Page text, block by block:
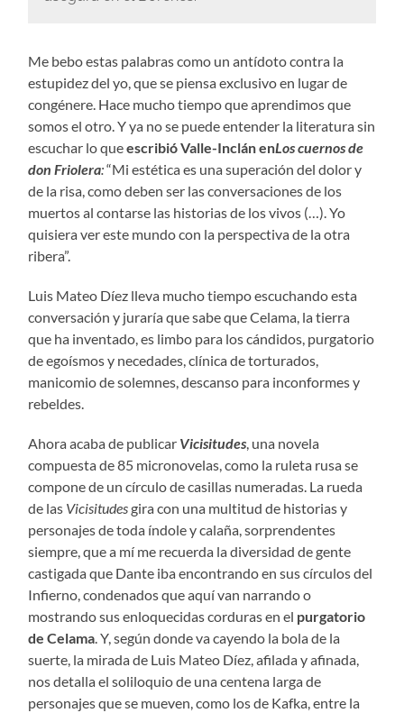
Me bebo estas palabras como un antídoto contra la
estupidez del yo, que se piensa exclusivo en lugar de
congénere. Hace mucho tiempo que aprendimos que
somos el otro. Y ya no se puede entender la literatura sin
escuchar lo queescribió Valle-Inclán enLos cuernos de
don Friolera:“Mi estética es una superación del dolor y
de la risa, como deben ser las conversaciones de los
muertos al contarse las historias de los vivos (…). Yo
quisiera ver este mundo con la perspectiva de la otra
ribera”.
Luis Mateo Díez lleva mucho tiempo escuchando esta
conversación y juraría que sabe que Celama, la tierra
que ha inventado, es limbo para los cándidos, purgatorio
de egoísmos y necedades, clínica de torturados,
manicomio de solemnes, descanso para inconformes y
rebeldes.
Ahora acaba de publicar Vicisitudes, una novela
compuesta de 85 micronovelas, como la ruleta rusa se
compone de un círculo de casillas numeradas. La rueda
de las Vicisitudesgira con una multitud de historias y
personajes de toda índole y calaña, sorprendentes
siempre, que a mí me recuerda la diversidad de gente
castigada que Dante iba encontrando en sus círculos del
Infierno, condenados que aquí van narrando o
mostrando sus enloquecidas corduras en el purgatorio
de Celama. Y, según donde va cayendo la bola de la
suerte, la mirada de Luis Mateo Díez, afilada y afinada,
nos detalla el soliloquio de una centena larga de
personajes que se mueven, como los de Kafka, entre la